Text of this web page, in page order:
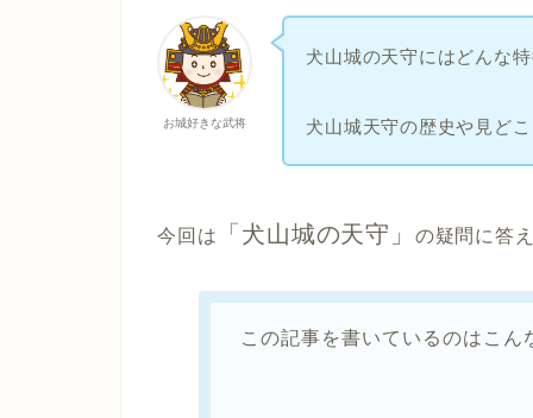
お城好きな武将
犬山城の天守にはどんな
犬山城天守の歴史や見ど
今回は 「犬山城の天守」 の疑問に答
この記事を書いているのはこん